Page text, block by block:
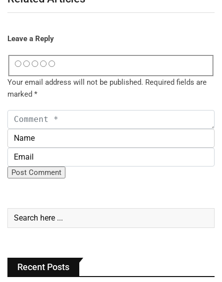
Leave a Reply
Your email address will not be published. Required fields are
marked *
Recent Posts